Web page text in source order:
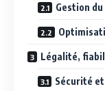
Gestion
Légalité,
Sécurité